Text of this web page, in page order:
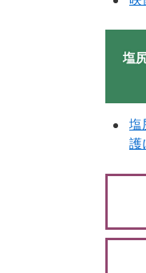
塩
塩
護